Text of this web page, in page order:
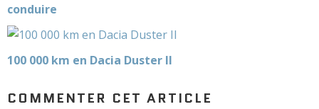
conduire
100 000 km en Dacia Duster II
COMMENTER CET ARTICLE